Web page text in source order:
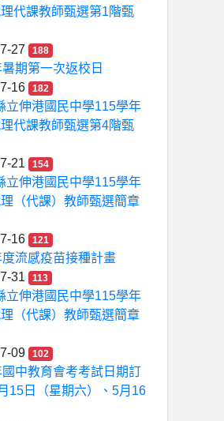
代課教師甄選第1階甄
27
188
期第一次返校日
16
182
立伸港國民中學115學年
代課教師甄選第4階甄
21
154
立伸港國民中學115學年
（代課）教師甄選簡章
16
121
度流感疫苗接種計畫
31
113
立伸港國民中學115學年
（代課）教師甄選簡章
09
102
國中教育會考考試日期訂
15日（星期六）、5月16